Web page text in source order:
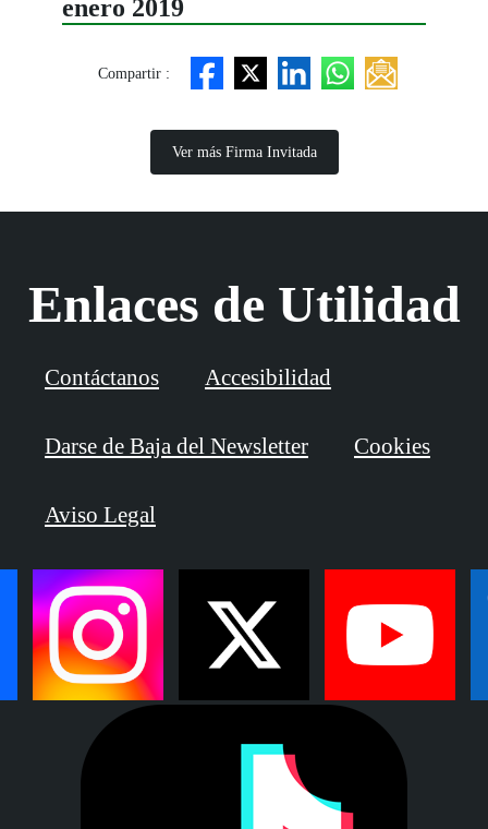
enero 2019
Compartir :
Ver más Firma Invitada
Enlaces de Utilidad
Contáctanos Accesibilidad
Darse de Baja del Newsletter Cookies
Aviso Legal